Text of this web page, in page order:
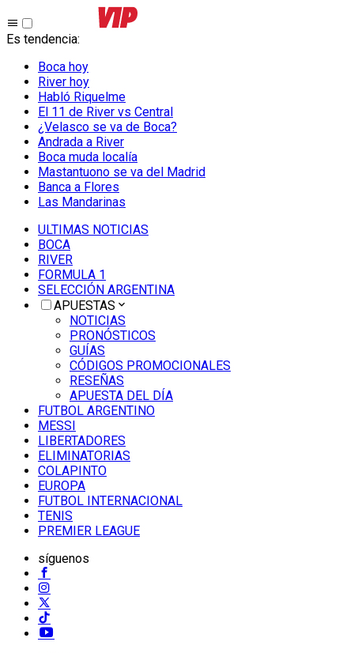
Es tendencia:
Boca hoy
River hoy
Habló Riquelme
El 11 de River vs Central
¿Velasco se va de Boca?
Andrada a River
Boca muda localía
Mastantuono se va del Madrid
Banca a Flores
Las Mandarinas
ULTIMAS NOTICIAS
BOCA
RIVER
FORMULA 1
SELECCIÓN ARGENTINA
APUESTAS
NOTICIAS
PRONÓSTICOS
GUÍAS
CÓDIGOS PROMOCIONALES
RESEÑAS
APUESTA DEL DÍA
FUTBOL ARGENTINO
MESSI
LIBERTADORES
ELIMINATORIAS
COLAPINTO
EUROPA
FUTBOL INTERNACIONAL
TENIS
PREMIER LEAGUE
síguenos